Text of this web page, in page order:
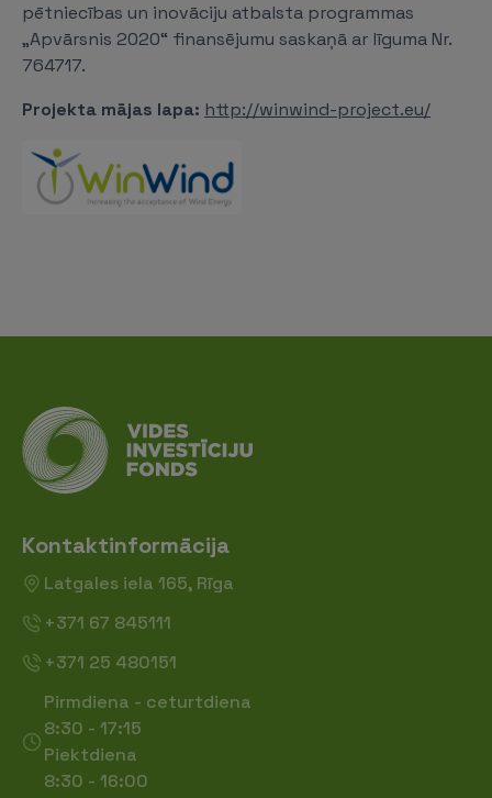
pētniecības un inovāciju atbalsta programmas
„Apvārsnis 2020“ finansējumu saskaņā ar līguma Nr.
764717.
Projekta mājas lapa: http://winwind-project.eu/
Kontaktinformācija
Latgales iela 165, Rīga
+371 67 845111
+371 25 480151
Pirmdiena - ceturtdiena
8:30 - 17:15
Piektdiena
8:30 - 16:00